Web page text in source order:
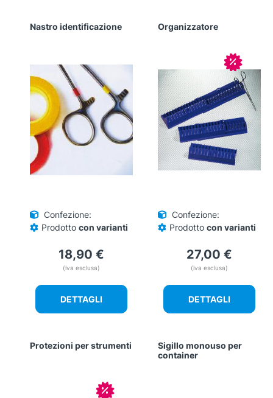
Nastro identificazione
Confezione:
Prodotto con varianti
18,90 €
(iva esclusa)
DETTAGLI
Organizzatore
In
Confezione:
Prodotto con varianti
27,00 €
(iva esclusa)
DETTAGLI
Protezioni per strumenti
In offerta!
Sigillo monouso per
container